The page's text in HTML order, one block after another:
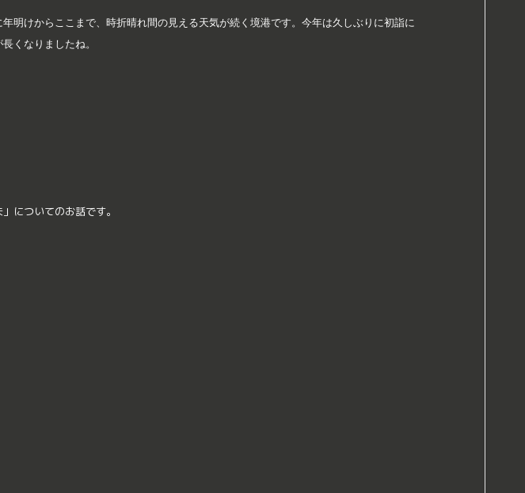
明けからここまで、時折晴れ間の見える天気が続く境港です。今年は久しぶりに初詣に
くなりましたね。
についてのお話です。